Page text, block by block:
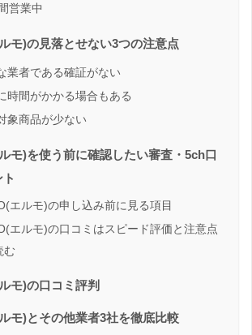
営業中
モ)の見落とせない3つの注意点
業者である確証がない
時間がかかる場合もある
象商品が少ない
モ)を使う前に確認したい審査・5ch口
エルモ)の申し込み前に見る項目
エルモ)の口コミはスピード評価と注意点
む
モ)の口コミ評判
モ)とその他業者3社を徹底比較